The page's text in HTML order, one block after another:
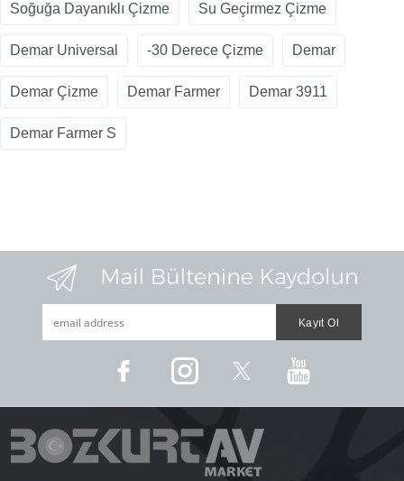
Soğuğa Dayanıklı Çizme Su Geçirmez Çizme
Demar Universal -30 Derece Çizme Demar
Demar Çizme Demar Farmer Demar 3911
Demar Farmer S